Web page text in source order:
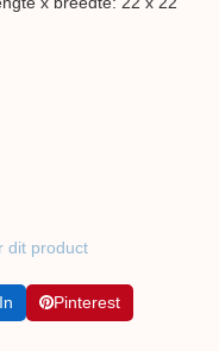
dit product
Pinterest